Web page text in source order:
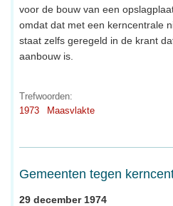
voor de bouw van een
omdat dat met een kerncentrale
staat zelfs geregeld in de krant
aanbouw is.
Trefwoorden:
1973
Maasvlakte
Gemeenten tegen
29 december 1974